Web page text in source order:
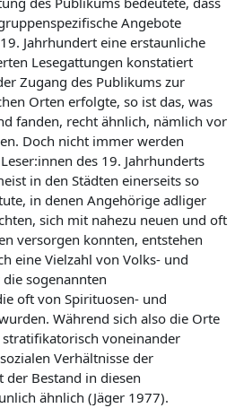
Angebote
Jahrhundert eine erstaunliche
Lesegattungen konstatiert
Zugang des Publikums zur
Orten erfolgte, so ist das, was
fanden, recht ähnlich, nämlich vor
Doch nicht immer werden
Leser:innen des 19. Jahrhunderts
in den Städten einerseits so
in denen Angehörige adliger
sich mit nahezu neuen und oft
versorgen konnten, entstehen
eine Vielzahl von Volks- und
sogenannten
oft von Spirituosen- und
Während sich also die Orte
voneinander
Verhältnisse der
der Bestand in diesen
ähnlich (Jäger 1977).